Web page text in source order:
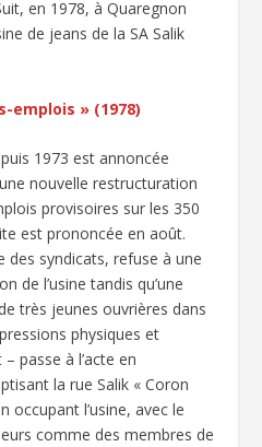
en 1978, à Quaregnon
de jeans de la SA Salik
emplois » (1978)
1973 est annoncée
nouvelle restructuration
provisoires sur les 350
est prononcée en août.
des syndicats, refuse à une
de l’usine tandis qu’une
très jeunes ouvrières dans
physiques et
passe à l’acte en
la rue Salik « Coron
occupant l’usine, avec le
comme des membres de